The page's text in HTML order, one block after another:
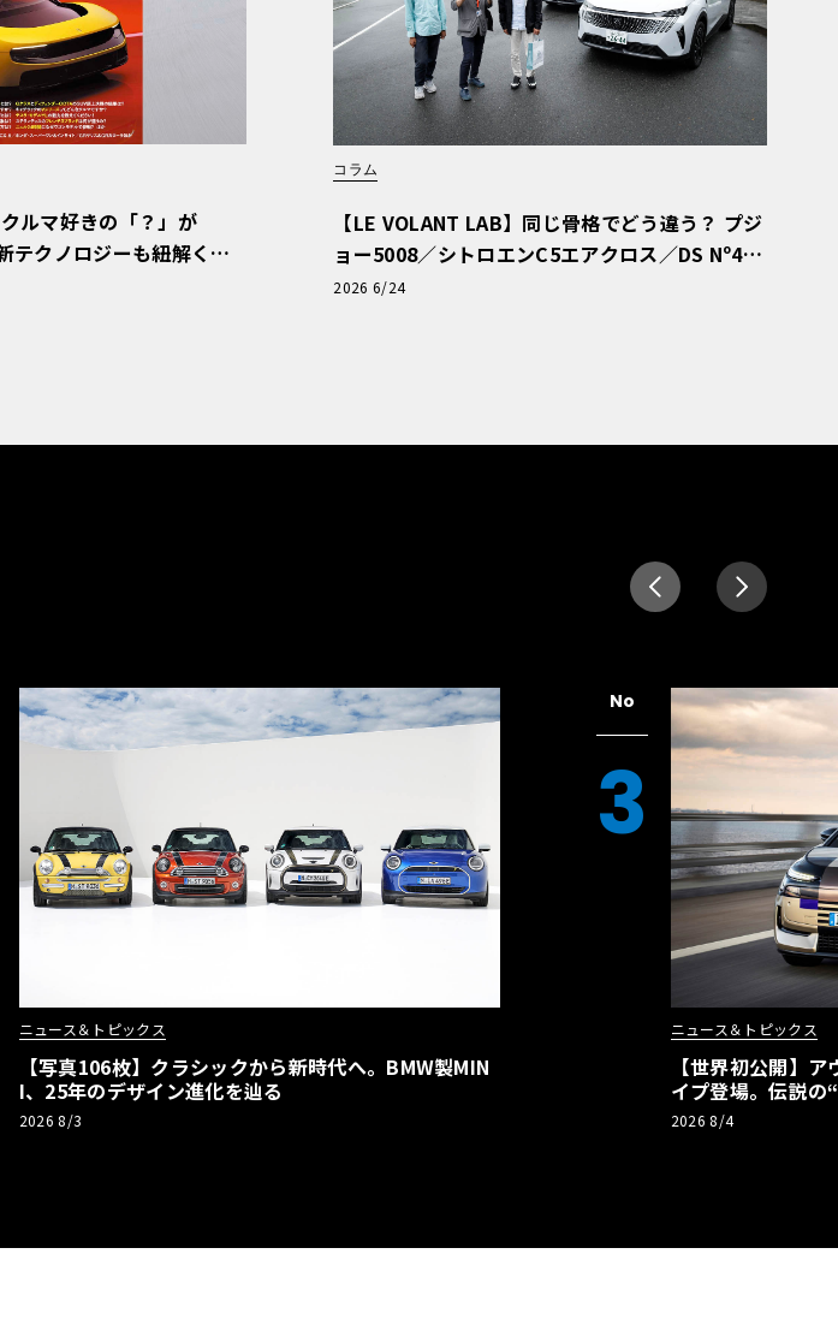
ルマ好きの「？」が
テクノロジーも紐解く
コラム
【LE VOLANT LAB】同じ骨格でどう違う？ プジ
ョー5008／シトロエンC5エアクロス／DS Nº4
読者一気乗りレポート
2026 6/24
ニュース＆トピックス
【写真106枚】クラシックから新時代へ。BMW製MIN
I、25年のデザイン進化を辿る
2026 8/3
No
3
ニュース＆トピックス
【世界初公開】
イプ登場。伝説の
リーBEVとして復
2026 8/4